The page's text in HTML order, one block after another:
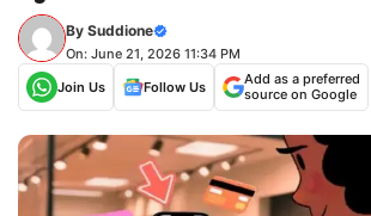
By Suddione
On: June 21, 2026 11:34 PM
Join Us
Follow Us
Add as a preferred
source on Google